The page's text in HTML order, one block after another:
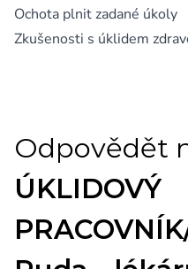
Ochota plnit zadané úkoly
Zkušenosti s úklidem